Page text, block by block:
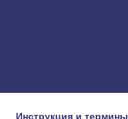
Инструкция и термины